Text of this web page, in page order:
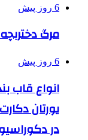
6 روز پیش
مرگ دختربچه ۷ ساله در پارک
6 روز پیش
انواع قاب
یورتان
در